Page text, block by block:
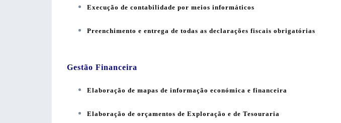
Execução de contabilidade por meios informáticos
Preenchimento e entrega de todas as declarações fiscais obrigatórias
Gestão Financeira
Elaboração de mapas de informação económica e financeira
Elaboração de orçamentos de Exploração e de Tesouraria